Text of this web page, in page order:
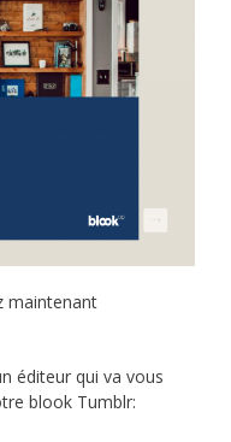
maintenant
éditeur qui va vous
blook Tumblr: